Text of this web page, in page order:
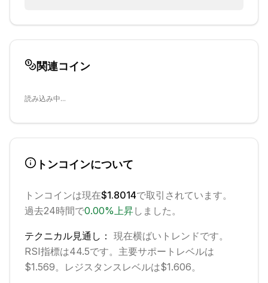
関連コイン
読み込み中...
トンコインについて
トンコインは現在$1.8014で取引されています。
過去24時間で0.00%上昇しました。
テクニカル見通し： 現在横ばい トレンドです。
RSI指標は44.5です。 主要サポートレベルは
$1.569。 レジスタンスレベルは$1.606。